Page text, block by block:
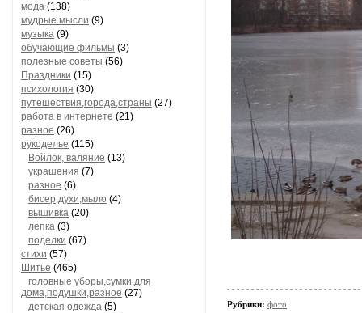
мода (138)
мудрые мысли (9)
музыка (9)
обучающие фильмы (3)
полезные советы (56)
Праздники (15)
психология (30)
путешествия,города,страны (27)
работа в интернете (21)
разное (26)
рукоделье (115)
Войлок, валяние (13)
украшения (7)
разное (6)
бисер,духи,мыло (4)
вышивка (20)
лепка (3)
поделки (67)
стихи (57)
Шитье (465)
головные уборы,сумки,для
дома,подушки,разное (27)
детская одежда (5)
Рубрики: фото